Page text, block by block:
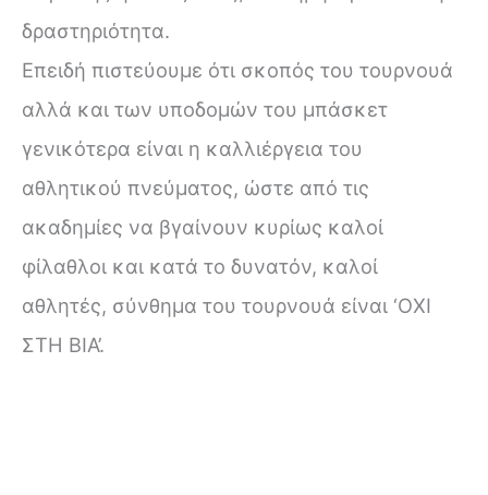
δραστηριότητα.
Επειδή πιστεύουμε ότι σκοπός του τουρνουά
αλλά και των υποδομών του μπάσκετ
γενικότερα είναι η καλλιέργεια του
αθλητικού πνεύματος, ώστε από τις
ακαδημίες να βγαίνουν κυρίως καλοί
φίλαθλοι και κατά το δυνατόν, καλοί
αθλητές, σύνθημα του τουρνουά είναι ‘ΟΧΙ
ΣΤΗ ΒΙΑ’.